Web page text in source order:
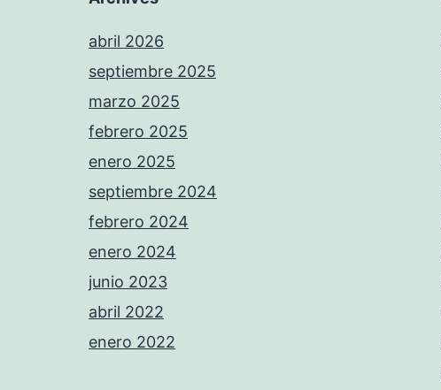
abril 2026
septiembre 2025
marzo 2025
febrero 2025
enero 2025
septiembre 2024
febrero 2024
enero 2024
junio 2023
abril 2022
enero 2022